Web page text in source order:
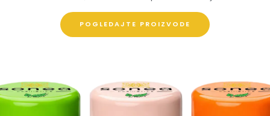
POGLEDAJTE PROIZVODE